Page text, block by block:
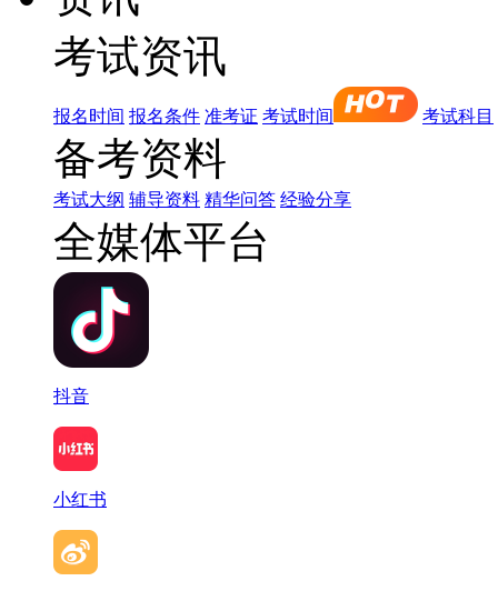
考试资讯
报名时间 报名条件 准考证 考试时间 考试科目
备考资料
考试大纲 辅导资料 精华问答 经验分享
全媒体平台
抖音
小红书